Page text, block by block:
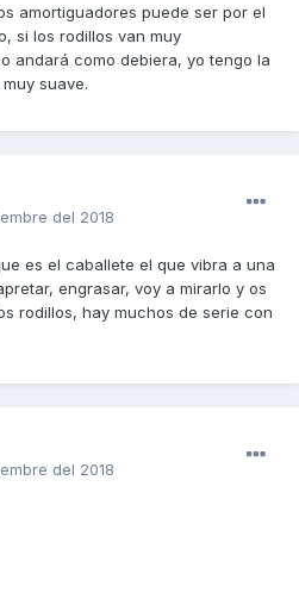
amortiguadores puede ser por el
si los rodillos van muy
andará como debiera, yo tengo la
suave.
del 2018
es el caballete el que vibra a una
engrasar, voy a mirarlo y os
rodillos, hay muchos de serie con
del 2018